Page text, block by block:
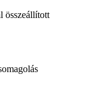
összeállított